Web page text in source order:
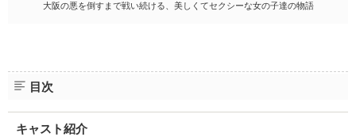
大阪の悪を倒すまで戦い続ける、美しくてセクシーな女の子達の物語
目次
キャスト紹介